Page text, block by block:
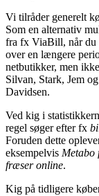
Vi tilråder generelt
Som en alternativ
fra fx ViaBill, når du
over en længere
netbutikker, men
Silvan, Stark, Jem
Davidsen.
Ved kig i
regel søger efter fx
Foruden dette
eksempelvis Metabo
fræser online.
Kig på tidligere